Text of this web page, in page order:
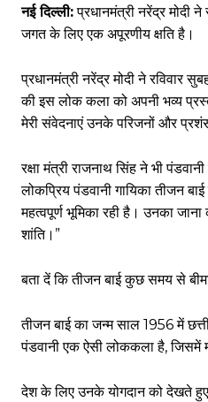
नई दिल्ली:प्रधानमंत्री नरेंद्र मोदी
जगत के लिए एक अपूरणीय क्षति है।
प्रधानमंत्री नरेंद्र मोदी ने रविवार
की इस लोक कला को अपनी भव्य
मेरी संवेदनाएं उनके परिजनों और
रक्षा मंत्री राजनाथ सिंह ने भी
लोकप्रिय पंडवानी गायिका तीजन
महत्वपूर्ण भूमिका रही है। उनका
शांति।”
बता दें कि तीजन बाई कुछ समय से
तीजन बाई का जन्म साल 1956 में
पंडवानी एक ऐसी लोककला है, जिसमें
देश के लिए उनके योगदान को देखते